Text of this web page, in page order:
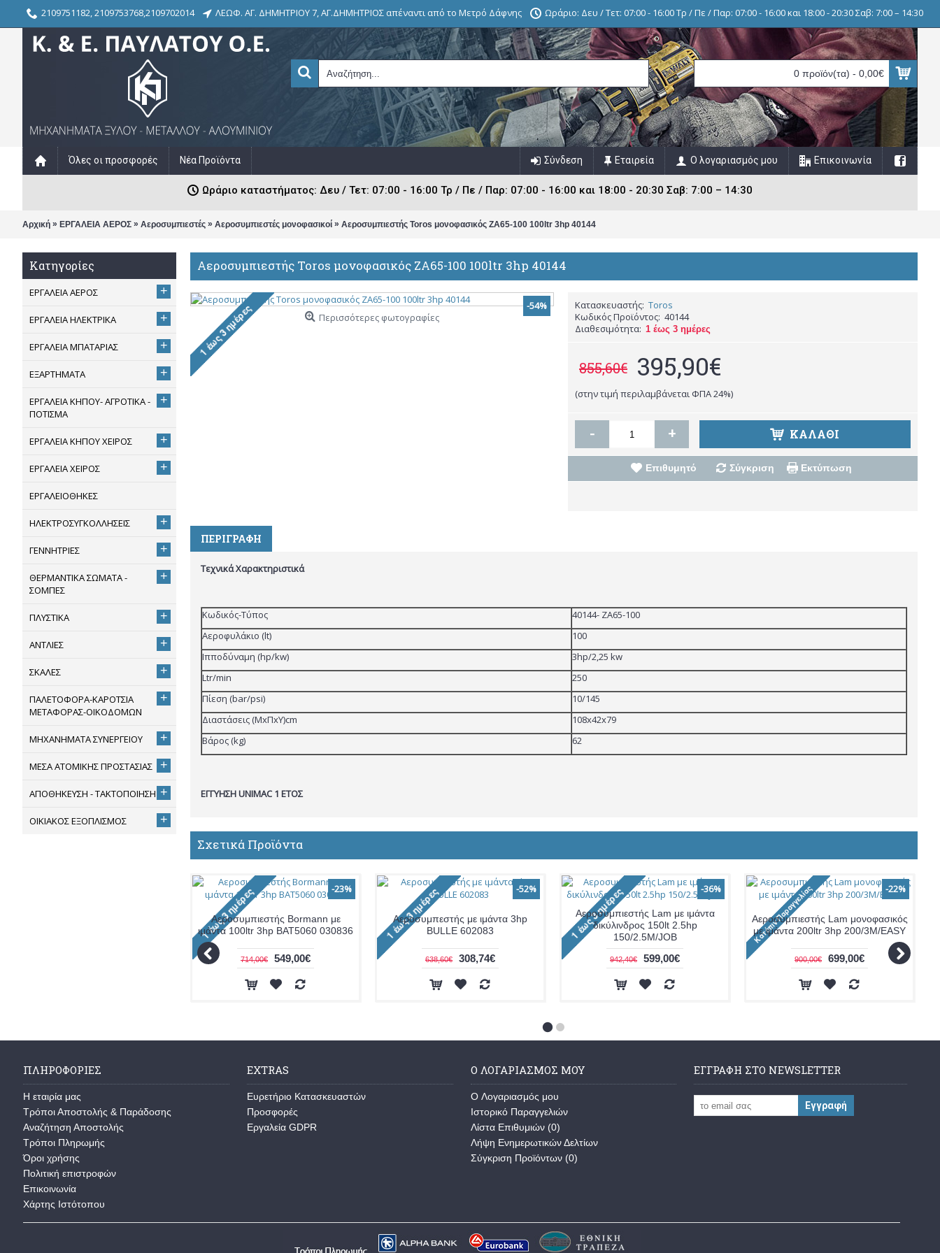
2109751182, 2109753768,2109702014 ΛΕΩΦ. ΑΓ. ΔΗΜΗΤΡΙΟΥ 7, ΑΓ.ΔΗΜΗΤΡΙΟΣ απέναντι από το Μετρό Δάφνης Ωράριο: Δευ / Τετ: 07:00 - 16:00 Τρ / Πε / Παρ: 07:00 - 16:00 και 18:00 - 20:30 Σαβ: 7:00 – 14:30
0 προϊόν(τα) - 0,00€
Όλες οι προσφορές Νέα Προϊόντα Επικοινωνία
Ο λογαριασμός μου
Εταιρεία
Σύνδεση
Ωράριο καταστήματος: Δευ / Τετ: 07:00 - 16:00 Τρ / Πε / Παρ: 07:00 - 16:00 και 18:00 - 20:30 Σαβ: 7:00 – 14:30
Αρχική » ΕΡΓΑΛΕΙΑ ΑΕΡΟΣ » Αεροσυμπιεστές » Αεροσυμπιεστές μονοφασικοί » Αεροσυμπιεστής Toros μονοφασικός ZA65-100 100ltr 3hp 40144
Κατηγορίες
ΕΡΓΑΛΕΙΑ ΑΕΡΟΣ +
ΕΡΓΑΛΕΙΑ ΗΛΕΚΤΡΙΚΑ +
ΕΡΓΑΛΕΙΑ ΜΠΑΤΑΡΙΑΣ +
ΕΞΑΡΤΗΜΑΤΑ +
ΕΡΓΑΛΕΙΑ ΚΗΠΟΥ- ΑΓΡΟΤΙΚΑ -
ΠΟΤΙΣΜΑ
+
ΕΡΓΑΛΕΙΑ ΚΗΠΟΥ ΧΕΙΡΟΣ +
ΕΡΓΑΛΕΙΑ ΧΕΙΡΟΣ +
ΕΡΓΑΛΕΙΟΘΗΚΕΣ
ΗΛΕΚΤΡΟΣΥΓΚΟΛΛΗΣΕΙΣ +
ΓΕΝΝΗΤΡΙΕΣ +
ΘΕΡΜΑΝΤΙΚΑ ΣΩΜΑΤΑ -
ΣΟΜΠΕΣ
+
ΠΛΥΣΤΙΚΑ +
ΑΝΤΛΙΕΣ +
ΣΚΑΛΕΣ +
ΠΑΛΕΤΟΦΟΡΑ-ΚΑΡΟΤΣΙΑ
ΜΕΤΑΦΟΡΑΣ-ΟΙΚΟΔΟΜΩΝ
+
ΜΗΧΑΝΗΜΑΤΑ ΣΥΝΕΡΓΕΙΟΥ +
ΜΕΣΑ ΑΤΟΜΙΚΗΣ ΠΡΟΣΤΑΣΙΑΣ +
ΑΠΟΘΗΚΕΥΣΗ - ΤΑΚΤΟΠΟΙΗΣΗ +
ΟΙΚΙΑΚΟΣ ΕΞΟΠΛΙΣΜΟΣ +
Αεροσυμπιεστής Toros μονοφασικός ZA65-100 100ltr 3hp 40144
-54%
Περισσότερες φωτογραφίες
Κατασκευαστής: Toros
Κωδικός Προϊόντος: 40144
Διαθεσιμότητα: 1 έως 3 ημέρες
855,60€ 395,90€
(στην τιμή περιλαμβάνεται ΦΠΑ 24%)
- + ΚΑΛΆΘΙ
Επιθυμητό Σύγκριση Εκτύπωση
ΠΕΡΙΓΡΑΦΉ
Τεχνικά Χαρακτηριστικά
Κωδικός-Τύπος
40144- ZA65-100
Αεροφυλάκιο (lt)
100
Ιπποδύναμη (hp/kw)
3hp/2,25 kw
Ltr/min
250
Πίεση (bar/psi)
10/145
Διαστάσεις (ΜxΠxΥ)cm
108x42x79
Βάρος (kg)
62
ΕΓΓΥΗΣΗ UNIMAC 1 ΕΤΟΣ
Σχετικά Προϊόντα
-23%
Αεροσυμπιεστής Bormann με
ιμάντα 100ltr 3hp BAT5060 030836
714,00€ 549,00€
-52%
Αεροσυμπεστής με ιμάντα 3hp
BULLE 602083
638,60€ 308,74€
-36%
Αεροσυμπιεστής Lam με ιμάντα
δικύλινδρος 150lt 2.5hp
150/2.5M/JOB
942,40€ 599,00€
-22%
Αεροσυμπιεστής Lam μονοφασικός
με ιμάντα 200ltr 3hp 200/3M/EASY
900,00€ 699,00€
ΠΛΗΡΟΦΟΡΊΕΣ
Η εταιρία μας
Τρόποι Αποστολής & Παράδοσης
Αναζήτηση Αποστολής
Τρόποι Πληρωμής
Όροι χρήσης
Πολιτική επιστροφών
Επικοινωνία
Χάρτης Ιστότοπου
EXTRAS
Ευρετήριο Κατασκευαστών
Προσφορές
Εργαλεία GDPR
Ο ΛΟΓΑΡΙΑΣΜΌΣ ΜΟΥ
O Λογαριασμός μου
Ιστορικό Παραγγελιών
Λίστα Επιθυμιών (0)
Λήψη Ενημερωτικών Δελτίων
Σύγκριση Προϊόντων (0)
ΕΓΓΡΑΦΉ ΣΤΟ NEWSLETTER
Εγγραφή